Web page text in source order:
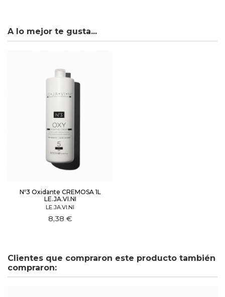
A lo mejor te gusta...
Nº3 Oxidante CREMOSA 1L
LE.JA.VI.NI
LE.JA.VI.NI
8,38 €
Clientes que compraron este producto también
compraron: